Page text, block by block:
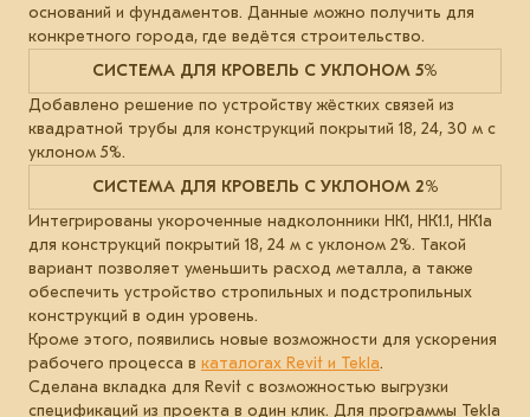
оснований и фундаментов. Данные можно получить для
конкретного города, где ведётся строительство.
СИСТЕМА ДЛЯ КРОВЕЛЬ С УКЛОНОМ 5%
Добавлено решение по устройству жёстких связей из
квадратной трубы для конструкций покрытий 18, 24, 30 м с
уклоном 5%.
СИСТЕМА ДЛЯ КРОВЕЛЬ С УКЛОНОМ 2%
Интегрированы укороченные надколонники НК1, НК1.1, НК1а
для конструкций покрытий 18, 24 м с уклоном 2%. Такой
вариант позволяет уменьшить расход металла, а также
обеспечить устройство стропильных и подстропильных
конструкций в один уровень.
Кроме этого, появились новые возможности для ускорения
рабочего процесса в каталогах Revit и Tekla.
Сделана вкладка для Revit с возможностью выгрузки
спецификаций из проекта в один клик. Для программы Tekla